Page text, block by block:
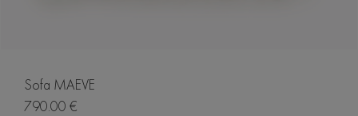
Sofa MAEVE
790.00 €